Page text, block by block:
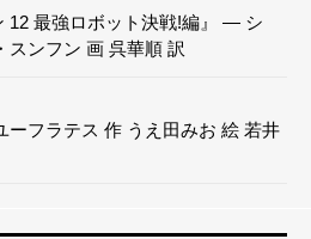
12 最強ロボット決戦!編』 — シ
スンフン 画 呉華順 訳
ーフラテス 作 うえ田みお 絵 若井